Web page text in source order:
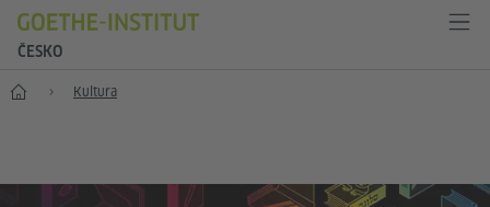
ČESKO
Hlavní stránka
Kultura